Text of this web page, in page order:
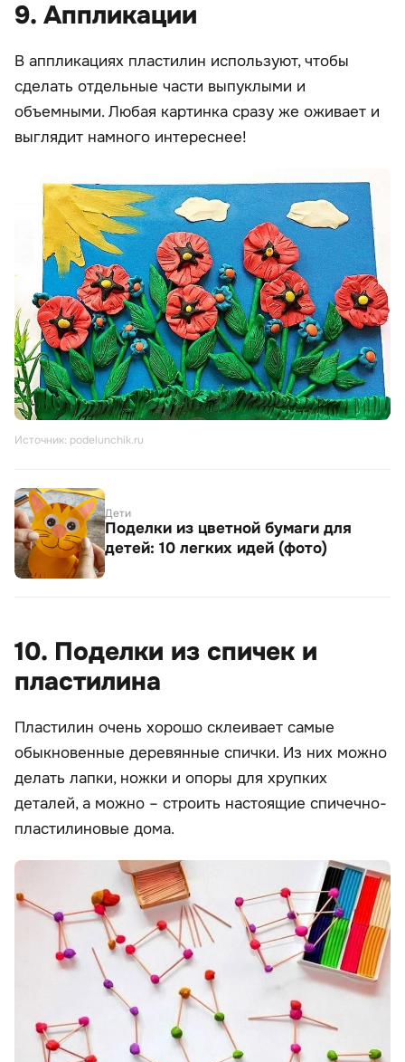
9. Аппликации
В аппликациях пластилин используют, чтобы
сделать отдельные части выпуклыми и
объемными. Любая картинка сразу же оживает и
выглядит намного интереснее!
Источник: podelunchik.ru
Дети
Поделки из цветной бумаги для
детей: 10 легких идей (фото)
10. Поделки из спичек и
пластилина
Пластилин очень хорошо склеивает самые
обыкновенные деревянные спички. Из них можно
делать лапки, ножки и опоры для хрупких
деталей, а можно – строить настоящие спичечно-
пластилиновые дома.